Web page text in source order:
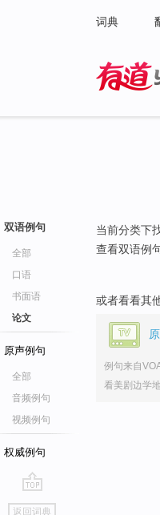
词典
双语例句
全部
口语
书面语
论文
原声例句
全部
音频例句
视频例句
权威例句
go
返回词典
当前分类下
查看双语例
或者看看其
例句来自
看美剧边学